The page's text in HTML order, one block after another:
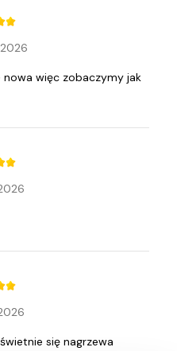
nowa więc zobaczymy jak
się nagrzewa